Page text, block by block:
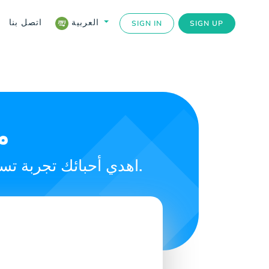
اتصل بنا SIGN IN SIGN UP
اهدي أحبائك تجربة تسوق استثنائية مع ماكس جفت كارد. أفضل بطاقة هدايا في البحرين.